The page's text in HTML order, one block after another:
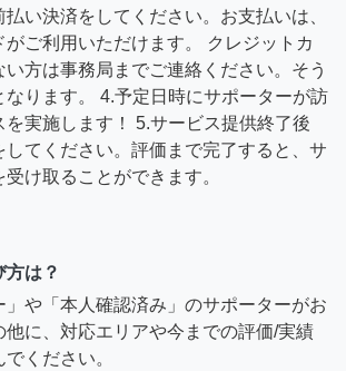
い決済をしてください。お支払いは、
がご利用いただけます。 クレジットカ
方は事務局までご連絡ください。そう
なります。 4.予定日時にサポーターが訪
を実施します！ 5.サービス提供終了後
してください。評価まで完了すると、サ
け取ることができます。
方は？
」や「本人確認済み」のサポーターがお
他に、対応エリアや今までの評価/実績
ください。